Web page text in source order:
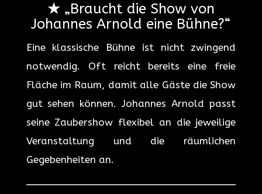
★ „Braucht die Show von
Johannes Arnold eine Bühne?“
Eine klassische Bühne ist nicht zwingend
notwendig. Oft reicht bereits eine freie
Fläche im Raum, damit alle Gäste die Show
gut sehen können. Johannes Arnold passt
seine Zaubershow flexibel an die jeweilige
Veranstaltung und die räumlichen
Gegebenheiten an.